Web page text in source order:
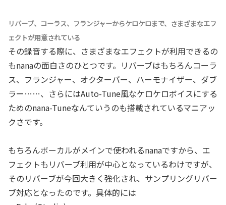
リバーブ、コーラス、フランジャーからケロケロまで、さまざまなエフ
ェクトが用意されている
その録音する際に、さまざまなエフェクトが利用できるの
もnanaの面白さのひとつです。リバーブはもちろんコーラ
ス、フランジャー、オクターバー、ハーモナイザー、ダブ
ラー……、さらにはAuto-Tune風なケロケロボイスにする
ためのnana-Tuneなんていうのも搭載されているマニアッ
クさです。
もちろんボーカルがメインで使われるnanaですから、エ
フェクトもリバーブ利用が中心となっているわけですが、
そのリバーブが今回大きく強化され、サンプリングリバー
ブ対応となったのです。具体的には